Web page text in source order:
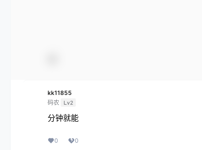
kk11855
码农
Lv2
分钟就能
0 0